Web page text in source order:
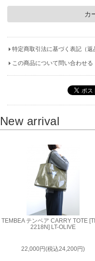
特定商取引法に基づく表記（返
この商品について問い合わせる
New arrival
TEMBEA テンベア CARRY TOTE
2218N] LT-OLIVE
22,000円(税込24,200円)